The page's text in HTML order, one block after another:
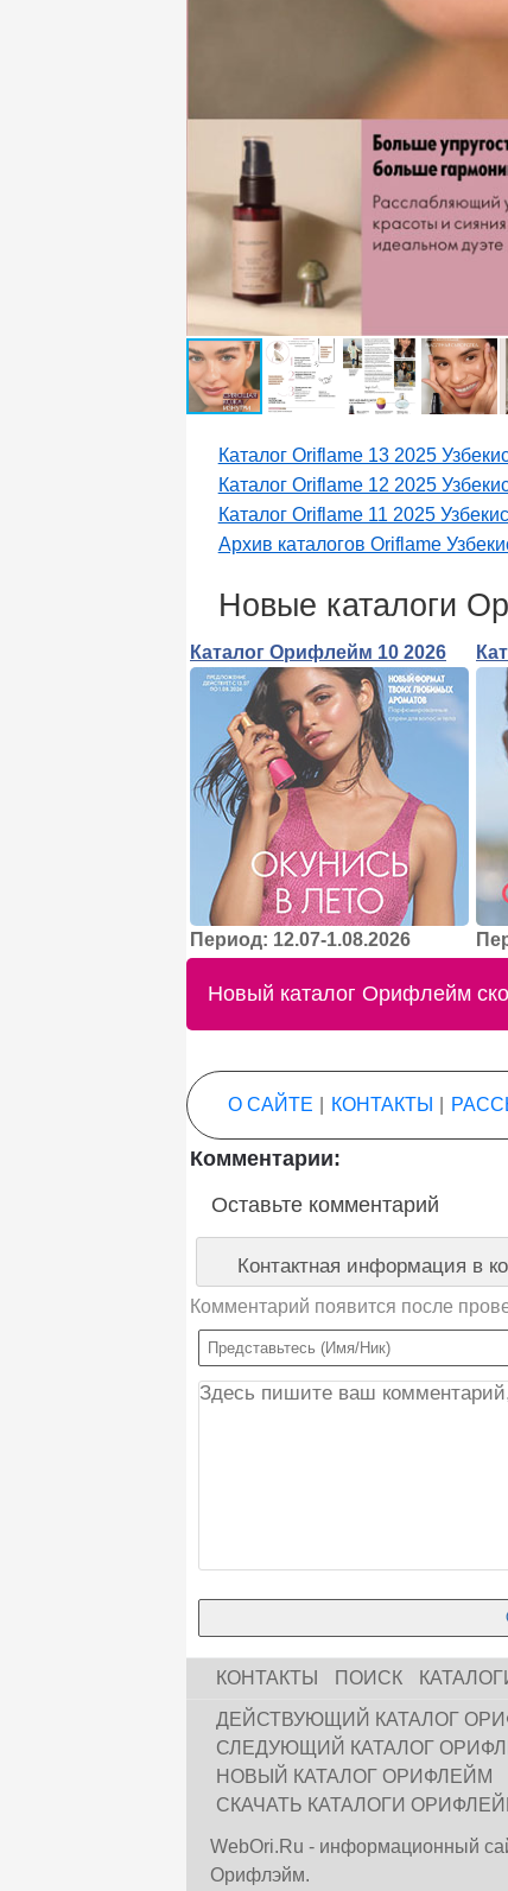
Каталог Oriflame 13 2025
Каталог Oriflame 12 2025
Каталог Oriflame 11 2025
Архив каталогов Oriflame
Новые каталоги
Каталог Орифлейм 10 2026
Период: 12.07-1.08.2026
Новый каталог Орифлейм
О САЙТЕ КОНТАКТЫ
Комментарии:
Оставьте комментарий
Контактная информация в
Комментарий появится после
КОНТАКТЫ ПОИСК
ДЕЙСТВУЮЩИЙ КАТАЛОГ
СЛЕДУЮЩИЙ КАТАЛОГ
НОВЫЙ КАТАЛОГ ОРИФЛЕЙМ
СКАЧАТЬ КАТАЛОГИ
WebOri.Ru - информационный
Орифлэйм.